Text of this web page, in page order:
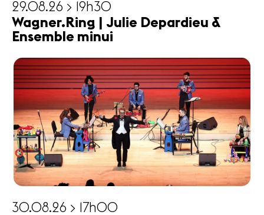
29.08.26 > 19h30
Wagner.Ring | Julie Depardieu &
Ensemble minui
30.08.26 > 17h00